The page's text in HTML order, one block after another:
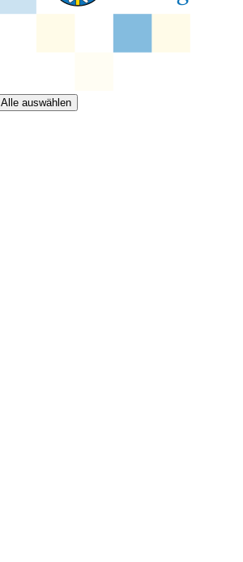
Alle auswählen